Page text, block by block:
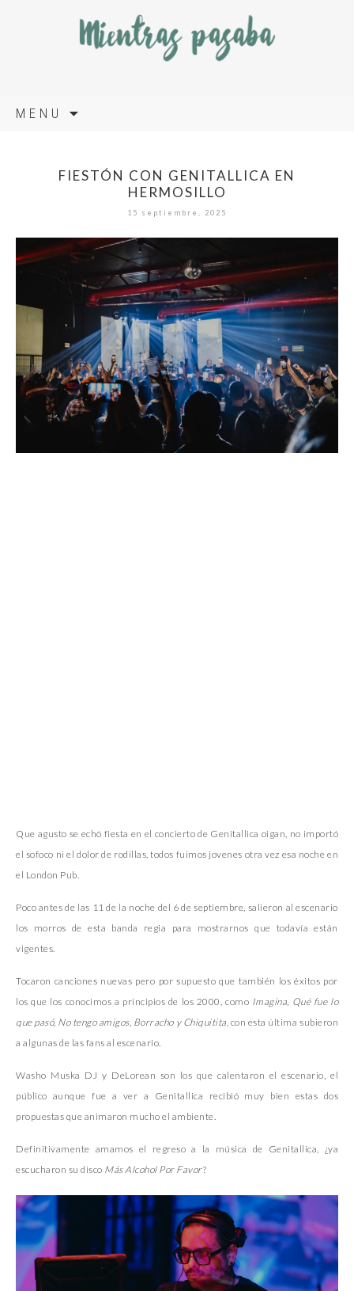
MENU
FIESTÓN CON GENITALLICA EN
HERMOSILLO
15 septiembre, 2025
Que agusto se echó fiesta en el concierto de Genitallica oigan, no importó
el sofoco ni el dolor de rodillas, todos fuimos jovenes otra vez esa noche en
el London Pub.
Poco antes de las 11 de la noche del 6 de septiembre, salieron al escenario
los morros de esta banda regia para mostrarnos que todavía están
vigentes.
Tocaron canciones nuevas pero por supuesto que también los éxitos por
los que los conocimos a principios de los 2000, como Imagina, Qué fue lo
que pasó, No tengo amigos, Borracho y Chiquitita , con esta última subieron
a algunas de las fans al escenario.
Washo Muska DJ y DeLorean son los que calentaron el escenario, el
público aunque fue a ver a Genitallica recibió muy bien estas dos
propuestas que animaron mucho el ambiente.
Definitivamente amamos el regreso a la música de Genitallica, ¿ya
escucharon su disco Más Alcohol Por Favor?